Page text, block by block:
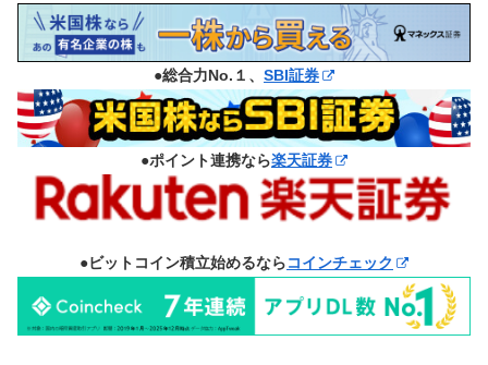
●総合力No.１、 SBI証券
●ポイント連携なら楽天証券
●ビットコイン積立始めるならコインチェック